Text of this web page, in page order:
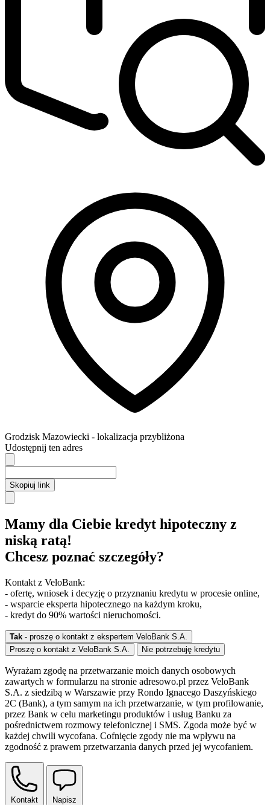
Grodzisk Mazowiecki - lokalizacja przybliżona
Udostępnij ten adres
Skopiuj link
Mamy dla Ciebie kredyt hipoteczny z
niską ratą!
Chcesz poznać szczegóły?
Kontakt z VeloBank:
- ofertę, wniosek i decyzję o przyznaniu kredytu w procesie online,
- wsparcie eksperta hipotecznego na każdym kroku,
- kredyt do 90% wartości nieruchomości.
Tak - proszę o kontakt z ekspertem VeloBank S.A.
Proszę o kontakt z VeloBank S.A.
Nie potrzebuję kredytu
Wyrażam zgodę na przetwarzanie moich danych osobowych
zawartych w formularzu na stronie adresowo.pl przez VeloBank
S.A. z siedzibą w Warszawie przy Rondo Ignacego Daszyńskiego
2C (Bank), a tym samym na ich przetwarzanie, w tym profilowanie,
przez Bank w celu marketingu produktów i usług Banku za
pośrednictwem rozmowy telefonicznej i SMS. Zgoda może być w
każdej chwili wycofana. Cofnięcie zgody nie ma wpływu na
zgodność z prawem przetwarzania danych przed jej wycofaniem.
Kontakt Napisz